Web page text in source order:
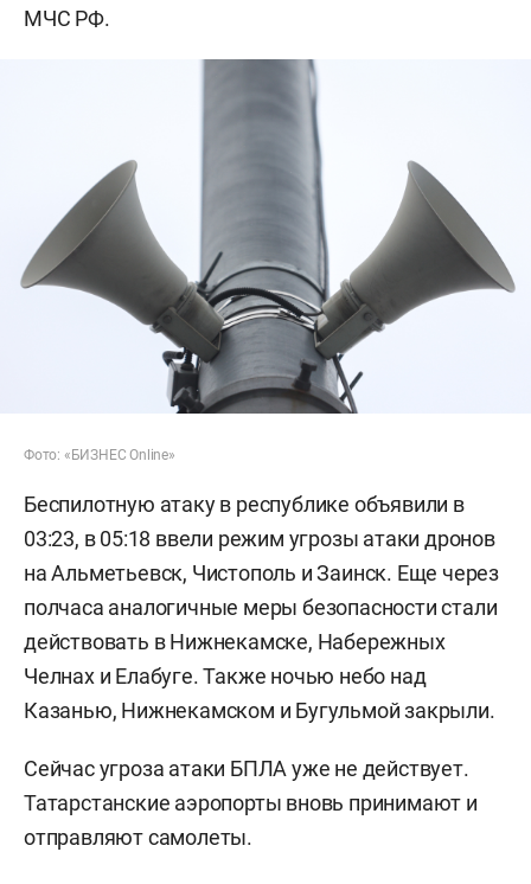
МЧС РФ.
Фото: «БИЗНЕС Online»
Беспилотную атаку в республике объявили в
03:23, в 05:18 ввели режим угрозы атаки дронов
на Альметьевск, Чистополь и Заинск. Еще через
полчаса аналогичные меры безопасности стали
действовать в Нижнекамске, Набережных
Челнах и Елабуге. Также ночью небо над
Казанью, Нижнекамском и Бугульмой закрыли.
Сейчас угроза атаки БПЛА уже не действует.
Татарстанские аэропорты вновь принимают и
отправляют самолеты.